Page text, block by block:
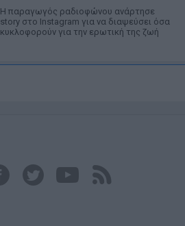
Η παραγωγός ραδιοφώνου ανάρτησε
story στο Instagram για να διαψεύσει όσα
κυκλοφορούν για την ερωτική της ζωή